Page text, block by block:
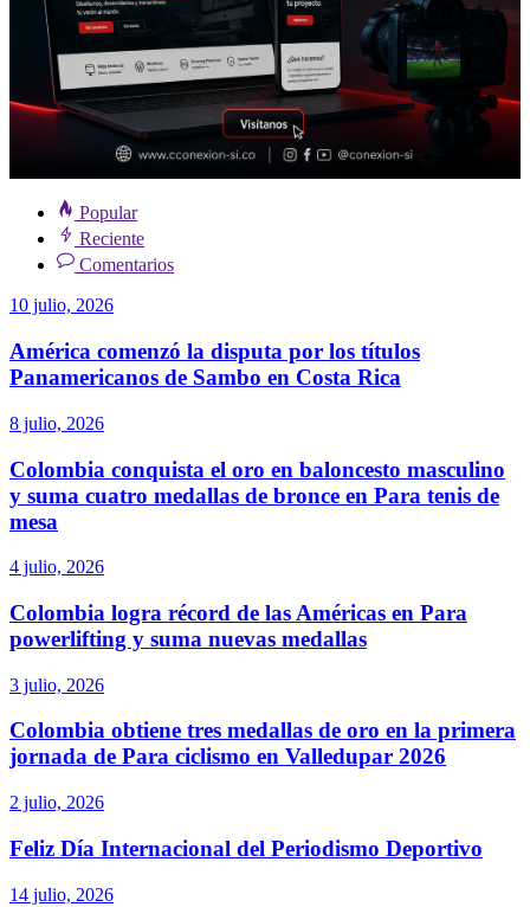
Popular
Reciente
Comentarios
10 julio, 2026
América comenzó la disputa por los títulos
Panamericanos de Sambo en Costa Rica
8 julio, 2026
Colombia conquista el oro en baloncesto masculino
y suma cuatro medallas de bronce en Para tenis de
mesa
4 julio, 2026
Colombia logra récord de las Américas en Para
powerlifting y suma nuevas medallas
3 julio, 2026
Colombia obtiene tres medallas de oro en la primera
jornada de Para ciclismo en Valledupar 2026
2 julio, 2026
Feliz Día Internacional del Periodismo Deportivo
14 julio, 2026